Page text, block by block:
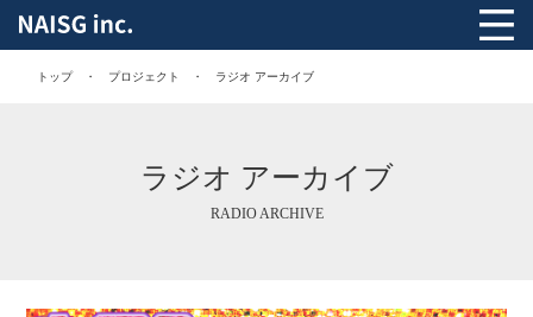
トップ プロジェクト ラジオ アーカイブ
ラジオ アーカイブ
RADIO ARCHIVE